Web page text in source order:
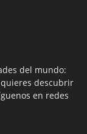
del mundo:
descubrir
en redes